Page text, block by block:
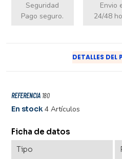
Seguridad
Pago seguro.
Envio
24/48
DETALLES DEL
REFERENCIA 180
En stock4 Artículos
Ficha de datos
Tipo